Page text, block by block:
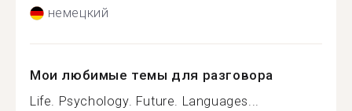
немецкий
Мои любимые темы для разговора
Life. Psychology. Future. Languages...